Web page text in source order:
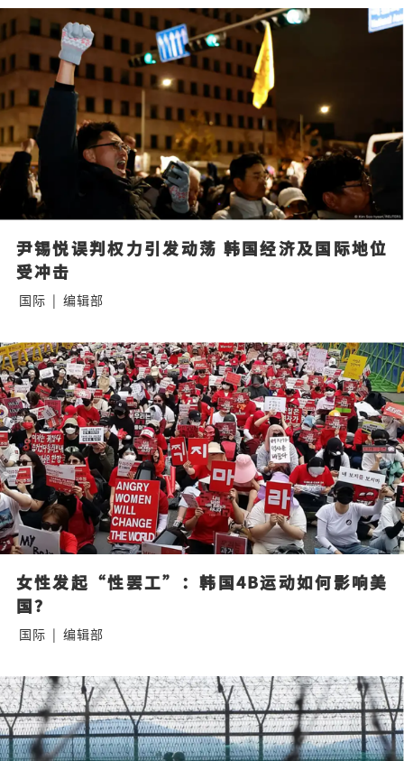
尹锡悦误判权力引发动荡 韩国经济及国际地位
受冲击
国际 | 编辑部
女性发起“性罢工”：韩国4B运动如何影响美
国？
国际 | 编辑部